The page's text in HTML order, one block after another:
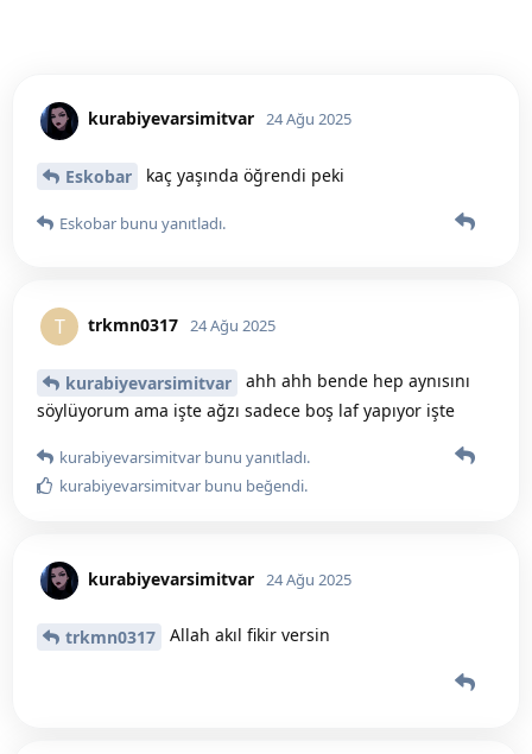
kurabiyevarsimitvar 24 Ağu 2025
Eskobar kaç yaşında öğrendi peki
Eskobar bunu yanıtladı.
T trkmn0317 24 Ağu 2025
kurabiyevarsimitvar
ahh ahh bende hep aynısını
söylüyorum ama işte ağzı sadece boş laf yapıyor işte
kurabiyevarsimitvar bunu yanıtladı.
kurabiyevarsimitvar bunu beğendi.
kurabiyevarsimitvar 24 Ağu 2025
trkmn0317 Allah akıl fikir versin